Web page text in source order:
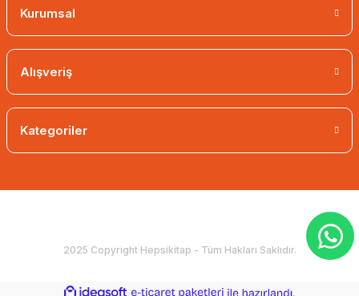
Kurumsal
Alışveriş
Kategoriler
2025 Copyright Hepsikitap - Tüm Hakları Saklıdır.
ideasoft e-